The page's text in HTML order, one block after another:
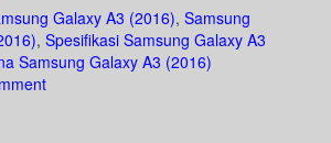
Galaxy A3 (2016), Samsung
, Spesifikasi Samsung Galaxy A3
Samsung Galaxy A3 (2016)